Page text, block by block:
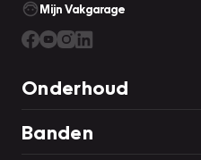
Mijn Vakgarage
Onderhoud
Banden